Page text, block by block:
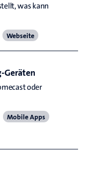
was kann
Webseite
Geräten
oder
Mobile Apps